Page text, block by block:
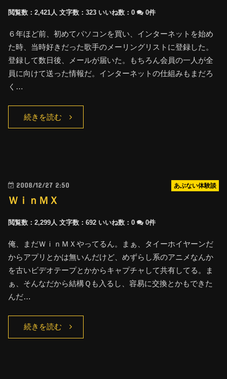
閲覧数：2,421人 文字数：323 いいね数：0 0件
６年ほど前、初めてパソコンを買い、インターネットを始め
た時、当時好きだった歌手のメーリングリストに登録した。
登録して数日後、メールが届いた。もちろん会員の一人が全
員に向けて送った情報だ。インターネットの仕組みもまだろ
く…
続きを読む
2008/12/27 2:50 あぶない体験談
ＷｉｎＭＸ
閲覧数：2,299人 文字数：692 いいね数：0 0件
俺、まだＷｉｎＭＸやってるん。まぁ、タイーホイヤーンだ
からアプリとかは無いんだけど、めずらし系のアニメなんか
を古いビデオテープとかからキャプチャして共有してる。ま
ぁ、そんなだから結構Ｑも入るし、容易に交換とかもできた
んだ…
続きを読む